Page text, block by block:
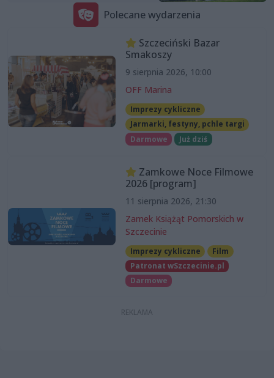
Polecane wydarzenia
Szczeciński Bazar
Smakoszy
9 sierpnia 2026, 10:00
OFF Marina
Imprezy cykliczne
Jarmarki, festyny, pchle targi
Darmowe
Już dziś
Zamkowe Noce Filmowe
2026 [program]
11 sierpnia 2026, 21:30
Zamek Książąt Pomorskich w
Szczecinie
Imprezy cykliczne
Film
Patronat wSzczecinie.pl
Darmowe